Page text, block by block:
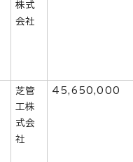
株式
会社
芝管
工株
式会
社
45,650,000